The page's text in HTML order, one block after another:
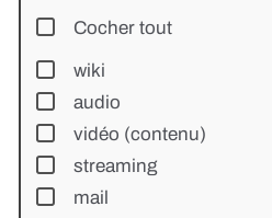
Cocher tout
wiki
audio
vidéo (contenu)
streaming
mail